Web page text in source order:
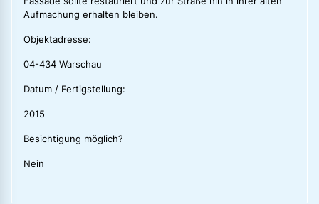
Aufmachung erhalten bleiben.
Objektadresse:
04-434 Warschau
Datum / Fertigstellung:
2015
Besichtigung möglich?
Nein